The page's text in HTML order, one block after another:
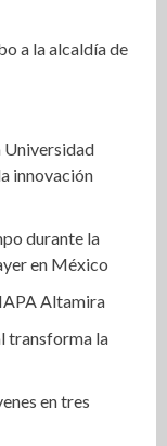
a la alcaldía de
Universidad
innovación
durante la
en México
Altamira
transforma la
en tres